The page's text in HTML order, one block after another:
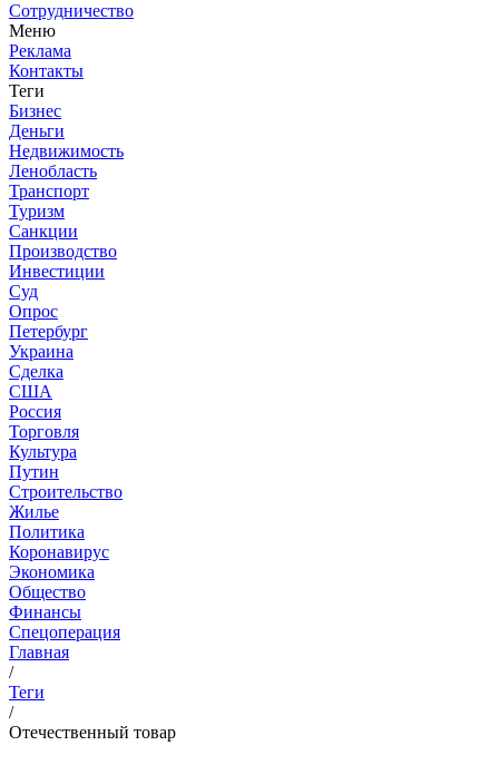
Сотрудничество
Меню
Реклама
Контакты
Теги
Бизнес
Деньги
Недвижимость
Ленобласть
Транспорт
Туризм
Санкции
Производство
Инвестиции
Суд
Опрос
Петербург
Украина
Сделка
США
Россия
Торговля
Культура
Путин
Строительство
Жилье
Политика
Коронавирус
Экономика
Общество
Финансы
Спецоперация
Главная
/
Теги
/
Отечественный товар